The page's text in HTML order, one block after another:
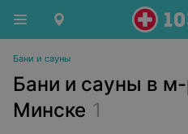
Бани и сауны
Бани и сауны в
Минске 1